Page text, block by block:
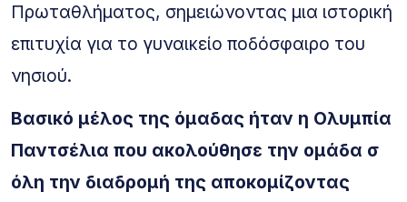
Πρωταθλήματος, σημειώνοντας μια ιστορική
επιτυχία για το γυναικείο ποδόσφαιρο του
νησιού.
Βασικό μέλος της όμαδας ήταν η Ολυμπία
Παντσέλια που ακολούθησε την ομάδα σ
όλη την διαδρομή της αποκομίζοντας